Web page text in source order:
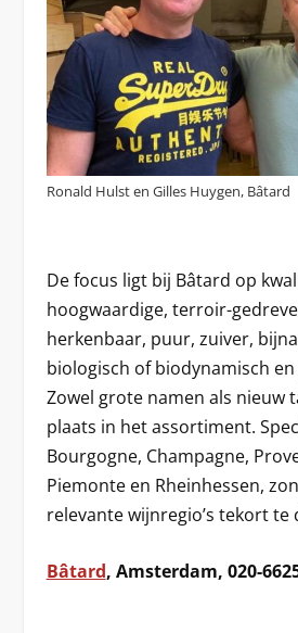
Ronald Hulst en Gilles Huygen, Bâtard
De focus ligt bij Bâtard op
hoogwaardige, terroir-
herkenbaar, puur, zuiver,
biologisch of biodynamisch
Zowel grote namen als nieuw
plaats in het assortiment.
Bourgogne, Champagne,
Piemonte en Rheinhessen,
relevante wijnregio’s tekort te
Bâtard, Amsterdam, 020-